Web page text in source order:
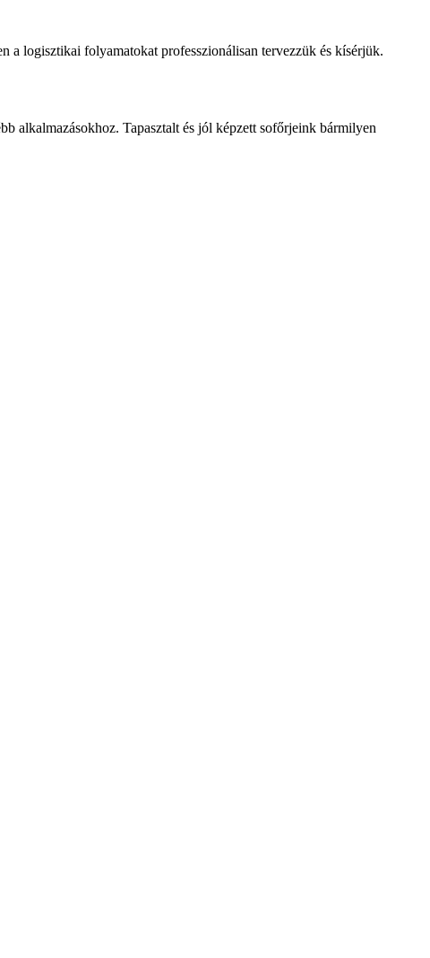
a logisztikai folyamatokat professzionálisan tervezzük és kísérjük.
alkalmazásokhoz. Tapasztalt és jól képzett sofőrjeink bármilyen